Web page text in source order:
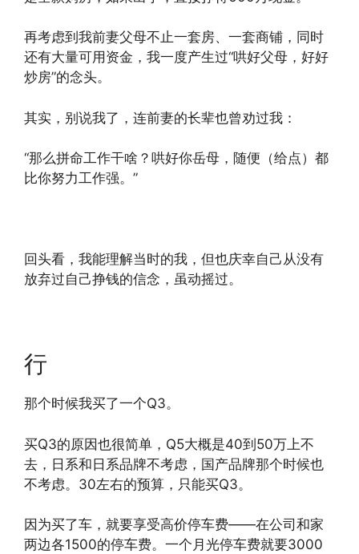
再考虑到我前妻父母不止一套房、一套商铺，同时
还有大量可用资金，我一度产生过“哄好父母，好好
炒房”的念头。
其实，别说我了，连前妻的长辈也曾劝过我：
“那么拼命工作干啥？哄好你岳母，随便（给点）都
比你努力工作强。”
回头看，我能理解当时的我，但也庆幸自己从没有
放弃过自己挣钱的信念，虽动摇过。
行
那个时候我买了一个Q3。
买Q3的原因也很简单，Q5大概是40到50万上不
去，日系和日系品牌不考虑，国产品牌那个时候也
不考虑。30左右的预算，只能买Q3。
因为买了车，就要享受高价停车费——在公司和家
两边各1500的停车费。一个月光停车费就要3000